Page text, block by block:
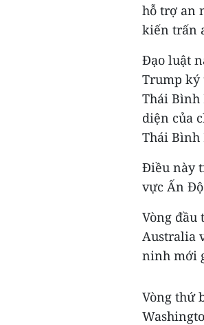
hỗ trợ an
kiến trấn
Đạo luật
Trump ký
Thái Bình
diện của
Thái Bình
Điều này
vực Ấn
Vòng đầu
Australia
ninh mới
Vòng thứ